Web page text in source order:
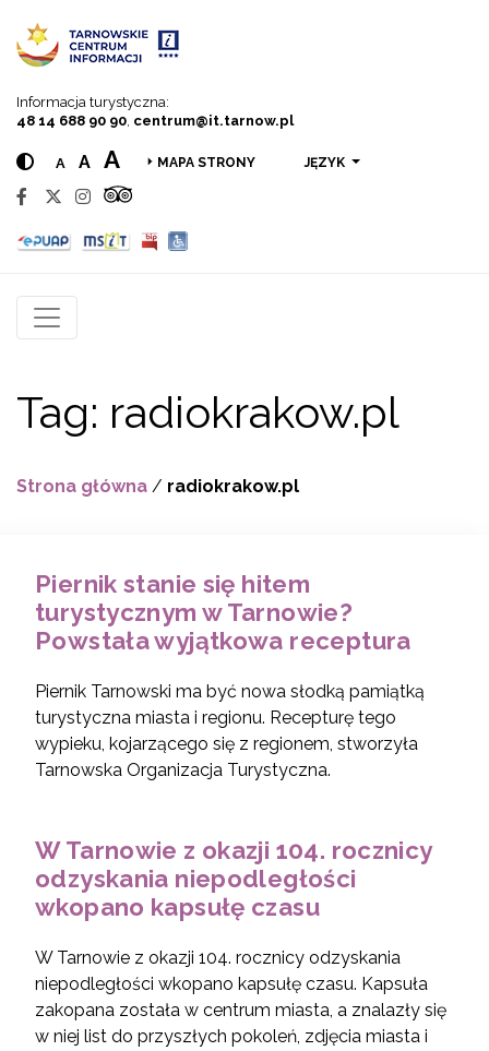
Informacja turystyczna:
48 14 688 90 90 centrum@it.tarnow.pl
A A A MAPA STRONY JĘZYK
Tag: radiokrakow.pl
Strona główna / radiokrakow.pl
Piernik stanie się hitem
turystycznym w Tarnowie?
Powstała wyjątkowa receptura
Piernik Tarnowski ma być nowa słodką pamiątką
turystyczna miasta i regionu. Recepturę tego
wypieku, kojarzącego się z regionem, stworzyła
Tarnowska Organizacja Turystyczna.
W Tarnowie z okazji 104. rocznicy
odzyskania niepodległości
wkopano kapsułę czasu
W Tarnowie z okazji 104. rocznicy odzyskania
niepodległości wkopano kapsułę czasu. Kapsuła
zakopana została w centrum miasta, a znalazły się
w niej list do przyszłych pokoleń, zdjęcia miasta i